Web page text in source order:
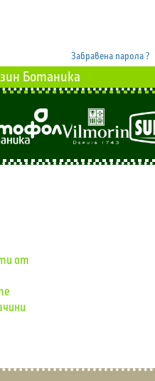
Забравена парола ?
Ботаника
от